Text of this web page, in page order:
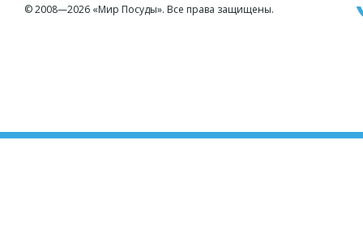
© 2008—2026 «Мир Посуды». Все права защищены.